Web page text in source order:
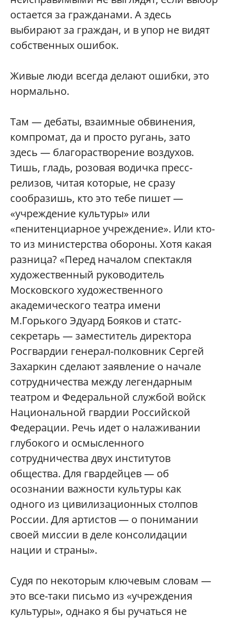
остается за гражданами. А здесь
выбирают за граждан, и в упор не видят
собственных ошибок.
Живые люди всегда делают ошибки, это
нормально.
Там — дебаты, взаимные обвинения,
компромат, да и просто ругань, зато
здесь — благорастворение воздухов.
Тишь, гладь, розовая водичка пресс-
релизов, читая которые, не сразу
сообразишь, кто это тебе пишет —
«учреждение культуры» или
«пенитенциарное учреждение». Или кто-
то из министерства обороны. Хотя какая
разница? «Перед началом спектакля
художественный руководитель
Московского художественного
академического театра имени
М.Горького Эдуард Бояков и статс-
секретарь — заместитель директора
Росгвардии генерал-полковник Сергей
Захаркин сделают заявление о начале
сотрудничества между легендарным
театром и Федеральной службой войск
Национальной гвардии Российской
Федерации. Речь идет о налаживании
глубокого и осмысленного
сотрудничества двух институтов
общества. Для гвардейцев — об
осознании важности культуры как
одного из цивилизационных столпов
России. Для артистов — о понимании
своей миссии в деле консолидации
нации и страны».
Судя по некоторым ключевым словам —
это все-таки письмо из «учреждения
культуры», однако я бы ручаться не